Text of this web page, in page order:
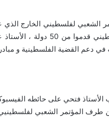
وحضره ما يقارب6000
دعم القضية الفلسطينية و
الأستاذ فتحي على حائطه
طرف المؤتمر الشعبي لفلسطينيي